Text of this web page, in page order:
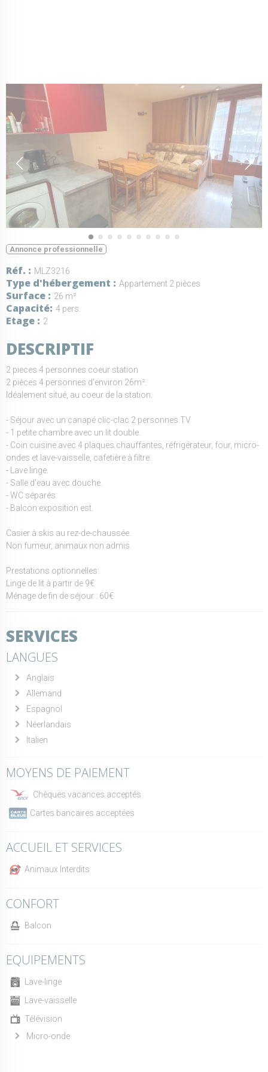
Annonce professionnelle
Réf. MLZ3216
Type d'hébergement Appartement 2 pièces
Surface 26 m²
Capacité 4 pers.
Etage 2
DESCRIPTIF
2 pieces 4 personnes coeur station
2 pièces 4 personnes d'environ 26m².
Idéalement situé, au coeur de la station.
- Séjour avec un canapé clic-clac 2 personnes.TV
- 1 petite chambre avec un lit double.
- Coin cuisine avec 4 plaques chauffantes, réfrigérateur, four, micro-
ondes et lave-vaisselle, cafetière à filtre.
- Lave linge.
- Salle d'eau avec douche.
- WC séparés.
- Balcon exposition est.
Casier à skis au rez-de-chaussée.
Non fumeur, animaux non admis.
Prestations optionnelles:
Linge de lit à partir de 9€
Ménage de fin de séjour : 60€
SERVICES
LANGUES
Anglais
Allemand
Espagnol
Néerlandais
Italien
MOYENS DE PAIEMENT
Chèques vacances acceptés
Cartes bancaires acceptées
ACCUEIL ET SERVICES
Animaux Interdits
CONFORT
Balcon
EQUIPEMENTS
Lave-linge
Lave-vaisselle
Télévision
Micro-onde